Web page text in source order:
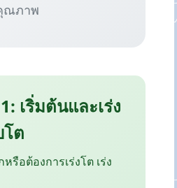
ณภาพ
เริ่มต้นและเร่ง
โต
รือต้องการเร่งโต เร่ง